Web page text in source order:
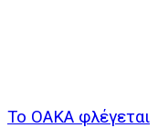
Το ΟΑΚΑ φλέγεται